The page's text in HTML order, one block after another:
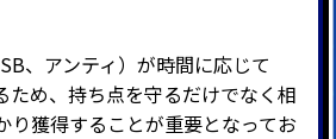
、アンティ）が時間に応じて
ため、持ち点を守るだけでなく相
り獲得することが重要となってお